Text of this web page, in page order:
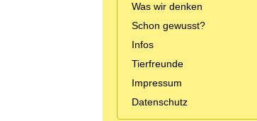
Was wir denken
Schon gewusst?
Infos
Tierfreunde
Impressum
Datenschutz